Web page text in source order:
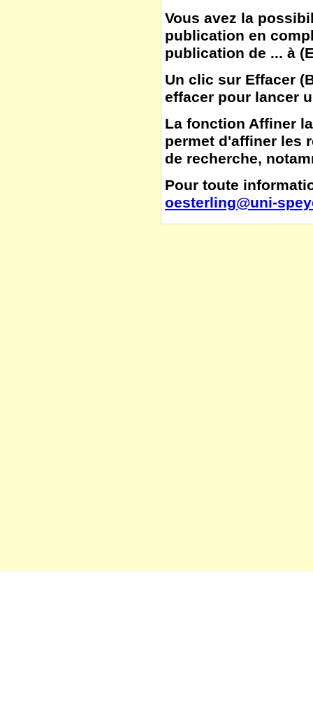
Vous avez la
publication en
publication de ... à (
Un clic sur Effacer (
effacer pour lancer
La fonction Affiner
permet d'affiner les
de recherche,
Pour toute
oesterling@uni-